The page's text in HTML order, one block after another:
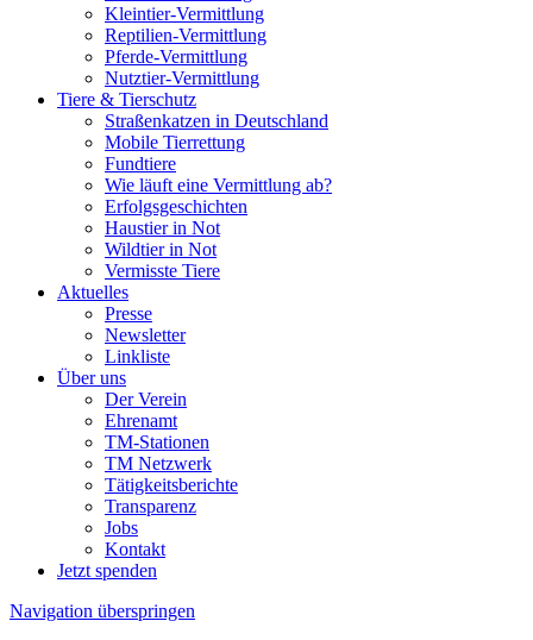
Kleintier-Vermittlung
Reptilien-Vermittlung
Pferde-Vermittlung
Nutztier-Vermittlung
Tiere & Tierschutz
Straßenkatzen in Deutschland
Mobile Tierrettung
Fundtiere
Wie läuft eine Vermittlung ab?
Erfolgsgeschichten
Haustier in Not
Wildtier in Not
Vermisste Tiere
Aktuelles
Presse
Newsletter
Linkliste
Über uns
Der Verein
Ehrenamt
TM-Stationen
TM Netzwerk
Tätigkeitsberichte
Transparenz
Jobs
Kontakt
Jetzt spenden
Navigation überspringen